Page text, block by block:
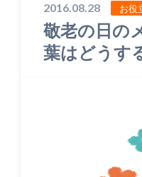
2016.08.28 お役
敬老の日の
葉はどうす